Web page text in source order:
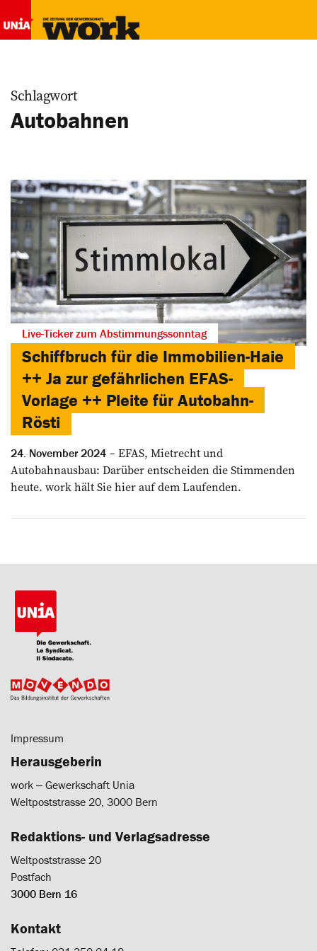
Schlagwort
Autobahnen
Live-Ticker zum Abstimmungssonntag
Schiffbruch für die Immobilien-Haie
++ Ja zur gefährlichen EFAS-
Vorlage ++ Pleite für Autobahn-
Rösti
24. November 2024
EFAS, Mietrecht und
Autobahnausbau: Darüber entscheiden die Stimmenden
heute. work hält Sie hier auf dem Laufenden.
Impressum
Herausgeberin
work ‒ Gewerkschaft Unia
Weltpoststrasse 20, 3000 Bern
Redaktions- und Verlagsadresse
Weltpoststrasse 20
Postfach
3000 Bern 16
Kontakt